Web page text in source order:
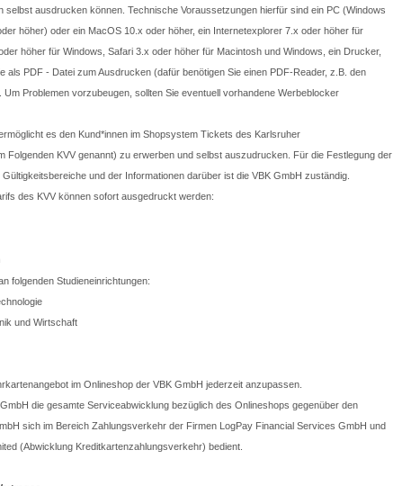
selbst ausdrucken können. Technische Voraussetzungen hierfür sind ein PC (Windows
höher) oder ein MacOS 10.x oder höher, ein Internetexplorer 7.x oder höher für
höher für Windows, Safari 3.x oder höher für Macintosh und Windows, ein Drucker,
als PDF - Datei zum Ausdrucken (dafür benötigen Sie einen PDF-Reader, z.B. den
Problemen vorzubeugen, sollten Sie eventuell vorhandene Werbeblocker
es den Kund*innen im Shopsystem Tickets des Karlsruher
Folgenden KVV genannt) zu erwerben und selbst auszudrucken. Für die Festlegung der
und der Informationen darüber ist die VBK GmbH zuständig.
des KVV können sofort ausgedruckt werden:
folgenden Studieneinrichtungen:
und Wirtschaft
im Onlineshop der VBK GmbH jederzeit anzupassen.
die gesamte Serviceabwicklung bezüglich des Onlineshops gegenüber den
sich im Bereich Zahlungsverkehr der Firmen LogPay Financial Services GmbH und
(Abwicklung Kreditkartenzahlungsverkehr) bedient.